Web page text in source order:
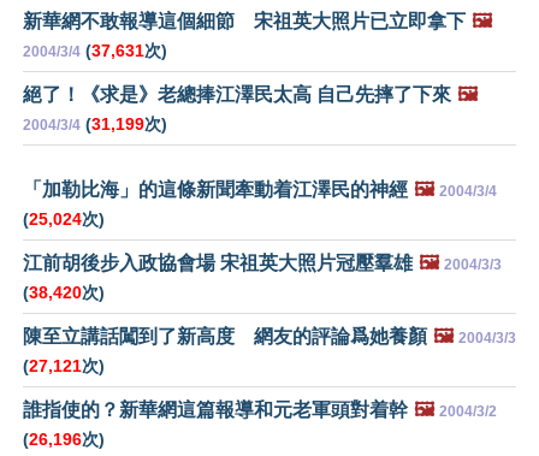
新華網不敢報導這個細節 宋祖英大照片已立即拿下 🖼️
2004/3/4 (37,631次)
絕了！《求是》老總捧江澤民太高 自己先摔了下來 🖼️
2004/3/4 (31,199次)
「加勒比海」的這條新聞牽動着江澤民的神經 🖼️ 2004/3/4
(25,024次)
江前胡後步入政協會場 宋祖英大照片冠壓羣雄 🖼️ 2004/3/3
(38,420次)
陳至立講話闖到了新高度 網友的評論爲她養顏 🖼️ 2004/3/3
(27,121次)
誰指使的？新華網這篇報導和元老軍頭對着幹 🖼️ 2004/3/2
(26,196次)